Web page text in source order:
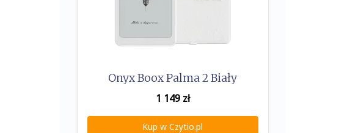
Onyx Boox Palma 2 Biały
1 149zł
Kup w Czytio.pl